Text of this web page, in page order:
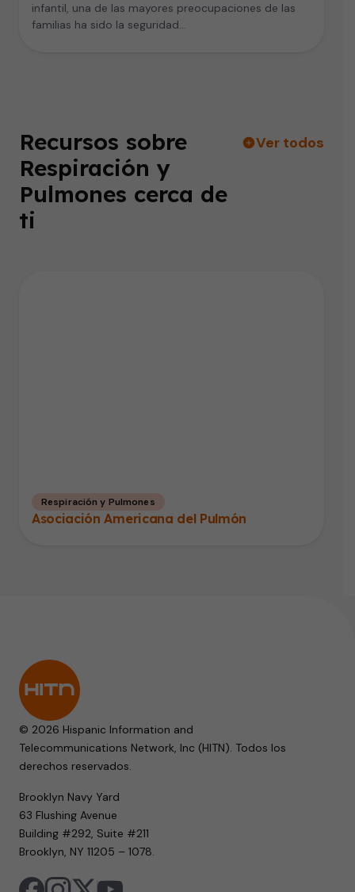
infantil, una de las mayores preocupaciones de las
familias ha sido la seguridad…
Recursos sobre
Respiración y
Pulmones cerca de
ti
Ver todos
Respiración y Pulmones
Asociación Americana del Pulmón
© 2026 Hispanic Information and
Telecommunications Network, Inc (HITN). Todos los
derechos reservados.
Brooklyn Navy Yard
63 Flushing Avenue
Building #292, Suite #211
Brooklyn, NY 11205 – 1078.